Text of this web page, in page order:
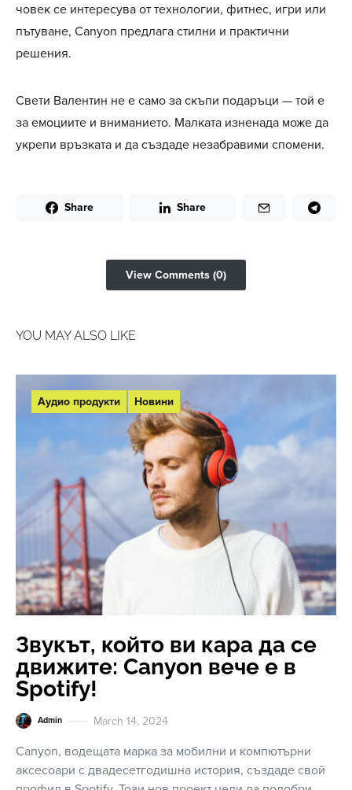
човек се интересува от технологии, фитнес, игри или
пътуване, Canyon предлага стилни и практични
решения.
Свети Валентин не е само за скъпи подаръци — той е
за емоциите и вниманието. Малката изненада може да
укрепи връзката и да създаде незабравими спомени.
Share Share
View Comments (0)
YOU MAY ALSO LIKE
Аудио продукти Новини
Звукът, който ви кара да се
движите: Canyon вече е в
Spotify!
Admin March 14, 2024
Canyon, водещата марка за мобилни и компютърни
аксесоари с двадесетгодишна история, създаде свой